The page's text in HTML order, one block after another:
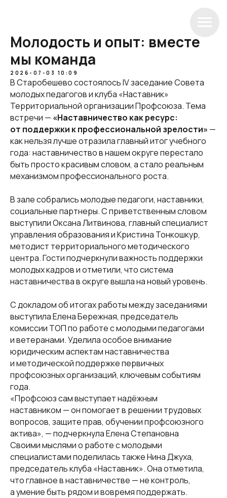
Молодость и опыт: вместе
мы команда
2026-07-03 10:09
В Старобешево состоялось IV заседание Совета
молодых педагогов и клуба «Наставник»
Территориальной организации Профсоюза. Тема
встречи — «Наставничество как ресурс:
от поддержки к профессиональной зрелости» —
как нельзя лучше отразила главный итог учебного
года: наставничество в нашем округе перестало
быть просто красивым словом, а стало реальным
механизмом профессионального роста.
В зале собрались молодые педагоги, наставники,
социальные партнеры. С приветственным словом
выступили Оксана Литвинова, главный специалист
управления образования и Кристина Тонкошкур,
методист территориального методического
центра. Гости подчеркнули важность поддержки
молодых кадров и отметили, что система
наставничества в округе вышла на новый уровень.
С докладом об итогах работы между заседаниями
выступила Елена Бережная, председатель
комиссии ТОП по работе с молодыми педагогами
и ветеранами. Уделила особое внимание
юридическим аспектам наставничества
и методической поддержке первичных
профсоюзных организаций, ключевым событиям
года.
«Профсоюз сам выступает надёжным
наставником — он помогает в решении трудовых
вопросов, защите прав, обучении профсоюзного
актива», — подчеркнула Елена Степановна
Своими мыслями о работе с молодыми
специалистами поделилась также Нина Джуха,
председатель клуба «Наставник». Она отметила,
что главное в наставничестве — не контроль,
а умение быть рядом и вовремя поддержать.